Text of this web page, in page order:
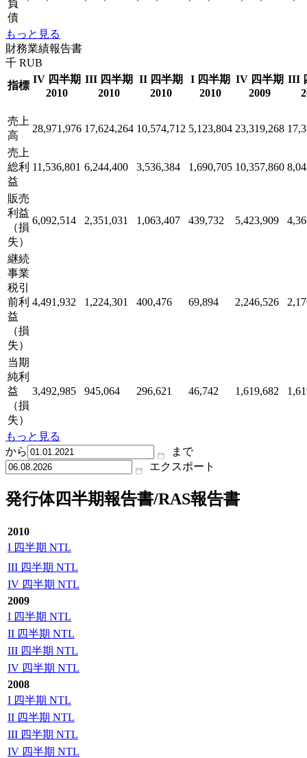
負
債
もっと見る
財務業績報告書
千 RUB
指標
IV 四半期
2010
III 四半期
2010
II 四半期
2010
I 四半期
2010
IV 四半期
2009
III
売上
高
28,971,976 17,624,264 10,574,712 5,123,804 23,319,268
売上
総利
益
11,536,801 6,244,400 3,536,384 1,690,705 10,357,860
販売
利益
（損
失）
6,092,514 2,351,031 1,063,407 439,732 5,423,909
継続
事業
税引
前利
益
（損
失）
4,491,932 1,224,301 400,476 69,894 2,246,526
当期
純利
益
（損
失）
3,492,985 945,064 296,621 46,742 1,619,682
もっと見る
から
まで
エクスポート
発行体四半期報告書/RAS報告書
2010
I 四半期 NTL
III 四半期 NTL
IV 四半期 NTL
2009
I 四半期 NTL
II 四半期 NTL
III 四半期 NTL
IV 四半期 NTL
2008
I 四半期 NTL
II 四半期 NTL
III 四半期 NTL
IV 四半期 NTL